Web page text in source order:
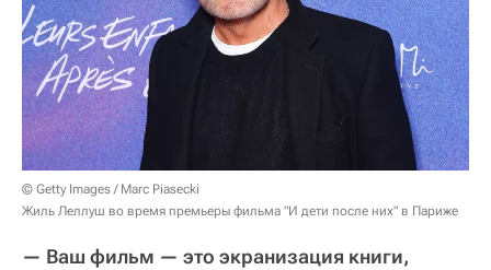
© Getty Images / Marc Piasecki
Жиль Леллуш во время премьеры фильма "И дети после них" в Париже
— Ваш фильм — это экранизация книги,